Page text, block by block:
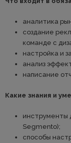
аналитика
создание
команде с
настройка и
анализ
написание
Какие знания и
инструменты
Segmento);
способы